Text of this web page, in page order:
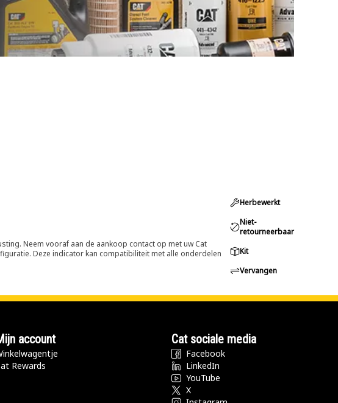
Neem vooraf aan de aankoop contact op met uw Cat
Deze indicator kan compatibiliteit met alle onderdelen
Herbewerkt
Niet-
retourneerbaar
Kit
Vervangen
account
Rewards
Cat sociale media
Facebook
LinkedIn
YouTube
X